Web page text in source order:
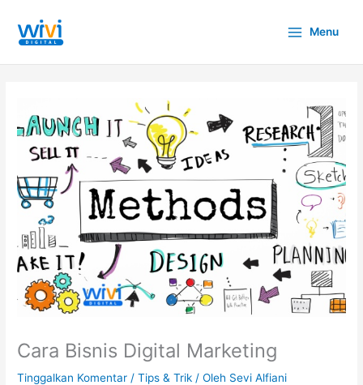
konten
Menu
Cara Bisnis Digital Marketing
Tinggalkan Komentar /Tips & Trik / Oleh Sevi Alfiani